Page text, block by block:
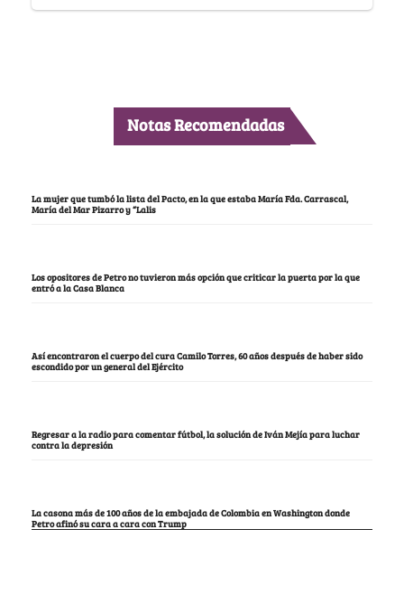
Notas Recomendadas
La mujer que tumbó la lista del Pacto, en la que estaba María Fda. Carrascal,
María del Mar Pizarro y “Lalis
Los opositores de Petro no tuvieron más opción que criticar la puerta por la que
entró a la Casa Blanca
Así encontraron el cuerpo del cura Camilo Torres, 60 años después de haber sido
escondido por un general del Ejército
Regresar a la radio para comentar fútbol, la solución de Iván Mejía para luchar
contra la depresión
La casona más de 100 años de la embajada de Colombia en Washington donde
Petro afinó su cara a cara con Trump